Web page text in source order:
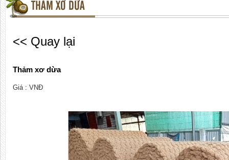
THẢM XƠ DỪA
<< Quay lại
Thảm xơ dừa
Giá : VNĐ